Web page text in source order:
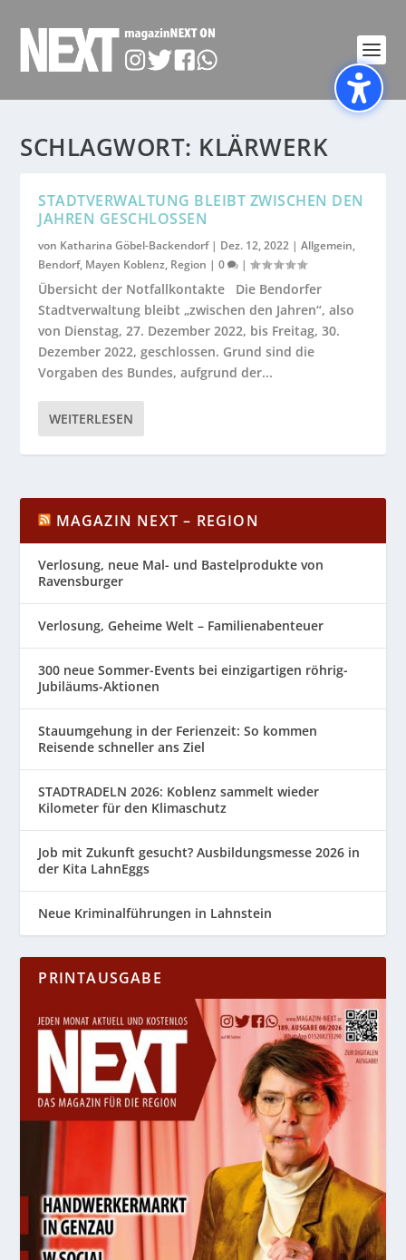
SCHLAGWORT: KLÄRWERK
STADTVERWALTUNG BLEIBT ZWISCHEN DEN
JAHREN GESCHLOSSEN
von Katharina Göbel-Backendorf| Dez. 12, 2022 |Allgemein,
Bendorf, Mayen Koblenz, Region |0 |
Übersicht der Notfallkontakte Die Bendorfer
Stadtverwaltung bleibt „zwischen den Jahren“, also
von Dienstag, 27. Dezember 2022, bis Freitag, 30.
Dezember 2022, geschlossen. Grund sind die
Vorgaben des Bundes, aufgrund der...
WEITERLESEN
MAGAZIN NEXT – REGION
Verlosung, neue Mal- und Bastelprodukte von
Ravensburger
Verlosung, Geheime Welt – Familienabenteuer
300 neue Sommer-Events bei einzigartigen röhrig-
Jubiläums-Aktionen
Stauumgehung in der Ferienzeit: So kommen
Reisende schneller ans Ziel
STADTRADELN 2026: Koblenz sammelt wieder
Kilometer für den Klimaschutz
Job mit Zukunft gesucht? Ausbildungsmesse 2026 in
der Kita LahnEggs
Neue Kriminalführungen in Lahnstein
PRINTAUSGABE